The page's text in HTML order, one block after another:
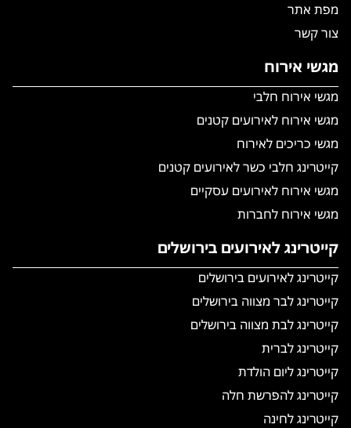
מפת אתר
צור קשר
מגשי אירוח
מגשי אירוח חלבי
מגשי אירוח לאירועים קטנים
מגשי כריכים לאירוח
קייטרינג חלבי כשר לאירועים קטנים
מגשי אירוח לאירועים עסקיים
מגשי אירוח לחברות
קייטרינג לאירועים בירושלים
קייטרינג לאירועים בירושלים
קייטרינג לבר מצווה בירושלים
קייטרינג לבת מצווה בירושלים
קייטרינג לברית
קייטרינג ליום הולדת
קייטרינג להפרשת חלה
קייטרינג לחינה